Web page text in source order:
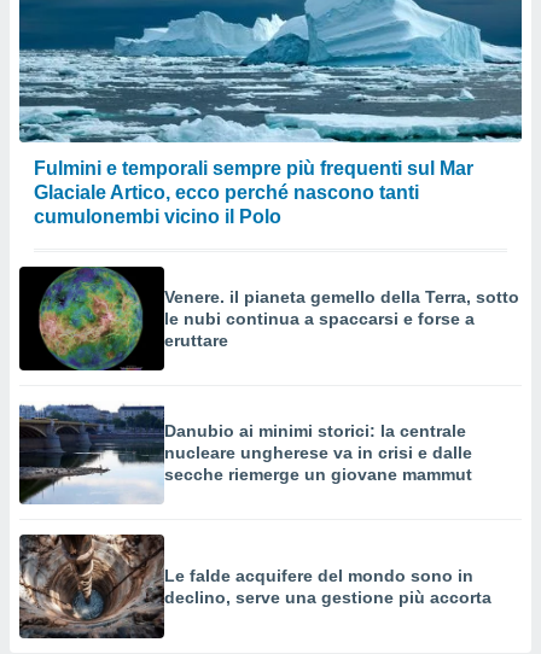
Fulmini e temporali sempre più frequenti sul Mar
Glaciale Artico, ecco perché nascono tanti
cumulonembi vicino il Polo
Venere. il pianeta gemello della Terra, sotto
le nubi continua a spaccarsi e forse a
eruttare
Danubio ai minimi storici: la centrale
nucleare ungherese va in crisi e dalle
secche riemerge un giovane mammut
Le falde acquifere del mondo sono in
declino, serve una gestione più accorta